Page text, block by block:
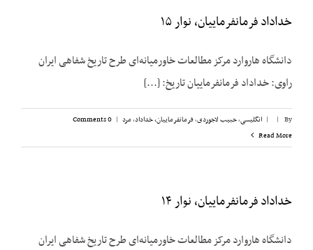
خداداد فرمانفرماییان، نوار ۱۵
دانشگاه هاروارد مرکز مطالعات خاورمیانه‌ای طرح تاریخ شفاهی ایران
راوی: خداداد فرمانفرماییان تاریخ: [...]
By
|
| انگلیسی,حبیب لاجوردی,فرمانفرماییان، خداداد,مرد |
0 Comments
Read More
خداداد فرمانفرماییان، نوار ۱۴
دانشگاه هاروارد مرکز مطالعات خاورمیانه‌ای طرح تاریخ شفاهی ایران